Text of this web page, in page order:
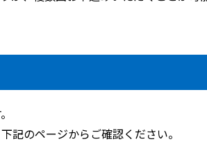
記のページからご確認ください。